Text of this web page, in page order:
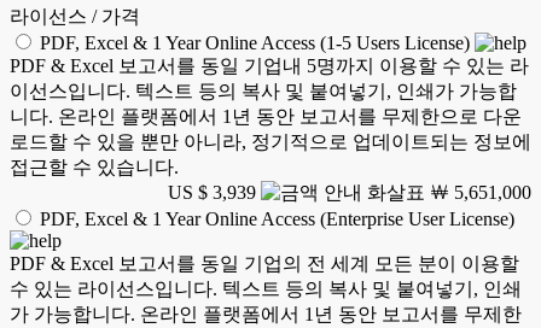
라이선스 / 가격
PDF, Excel & 1 Year Online Access (1-5 Users License)
PDF & Excel 보고서를 동일 기업내 5명까지 이용할 수 있는 라
이선스입니다. 텍스트 등의 복사 및 붙여넣기, 인쇄가 가능합
니다. 온라인 플랫폼에서 1년 동안 보고서를 무제한으로 다운
로드할 수 있을 뿐만 아니라, 정기적으로 업데이트되는 정보에
접근할 수 있습니다.
US $ 3,939
￦ 5,651,000
PDF, Excel & 1 Year Online Access (Enterprise User License)
PDF & Excel 보고서를 동일 기업의 전 세계 모든 분이 이용할
수 있는 라이선스입니다. 텍스트 등의 복사 및 붙여넣기, 인쇄
가 가능합니다. 온라인 플랫폼에서 1년 동안 보고서를 무제한